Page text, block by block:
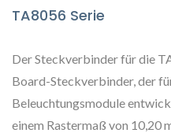
TA8056 Serie
Der Steckverbinder für die
Board-Steckverbinder, der
Beleuchtungsmodule
einem Rastermaß von 10,20